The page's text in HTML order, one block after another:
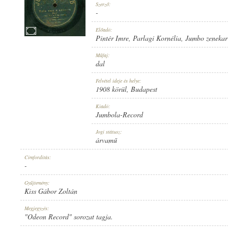
1908 KÖRÜL
LEMEZSZÁM:
Szerző:
-
Előadó:
Pintér Imre, Parlagi Kornélia, Jumbo zenekar
Műfaj:
dal
Felvétel ideje és helye:
1908 körül, Budapest
Kiadó:
Jumbola-Record
Jogi státusz:
árvamű
Címfordítás:
-
Gyűjtemény:
Kiss Gábor Zoltán
Megjegyzés:
"Odeon Record" sorozat tagja.